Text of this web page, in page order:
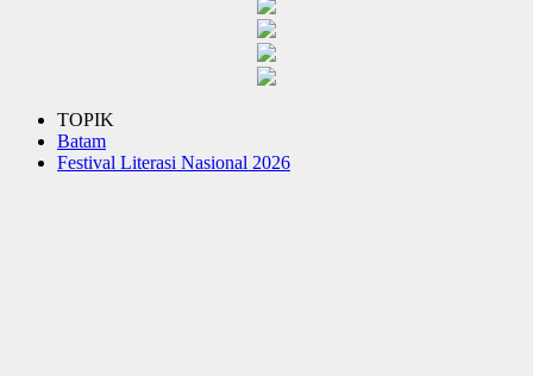
TOPIK
Batam
Festival Literasi Nasional 2026